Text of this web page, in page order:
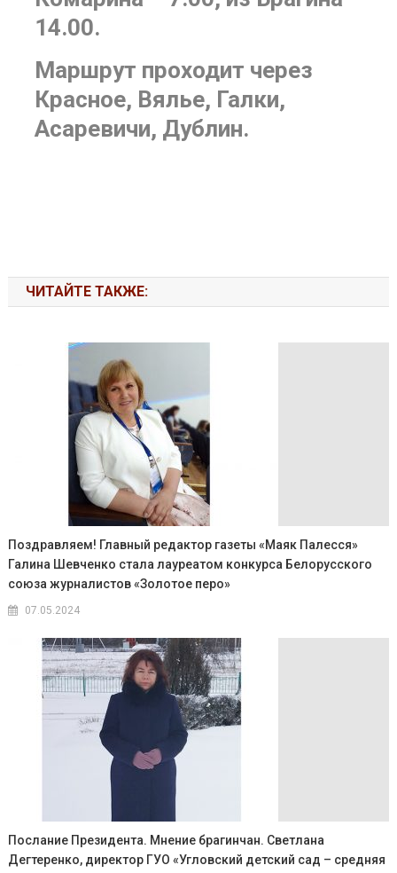
14.00.
Маршрут проходит через
Красное, Вялье, Галки,
Асаревичи, Дублин.
ЧИТАЙТЕ ТАКЖЕ:
Поздравляем! Главный редактор газеты «Маяк Палесся»
Галина Шевченко стала лауреатом конкурса Белорусского
союза журналистов «Золотое перо»
07.05.2024
Послание Президента. Мнение брагинчан. Светлана
Дегтеренко, директор ГУО «Угловский детский сад – средняя